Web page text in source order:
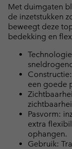
Met duimgaten
de inzetstukken
beweegt deze
bedekking en
een goede
Pasvorm:
extra
ophangen.
Gebruik: